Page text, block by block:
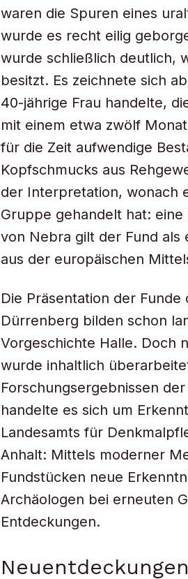
waren die Spuren eines
wurde es recht eilig
wurde schließlich deutlich,
besitzt. Es zeichnete sich
40-jährige Frau handelte,
mit einem etwa zwölf
für die Zeit aufwendige
Kopfschmucks aus
der Interpretation, wonach
Gruppe gehandelt hat:
von Nebra gilt der Fund als
aus der europäischen
Die Präsentation der Funde
Dürrenberg bilden schon
Vorgeschichte Halle. Doch
wurde inhaltlich
Forschungsergebnissen
handelte es sich um
Landesamts für
Anhalt: Mittels moderner
Fundstücken neue
Archäologen bei erneuten
Entdeckungen.